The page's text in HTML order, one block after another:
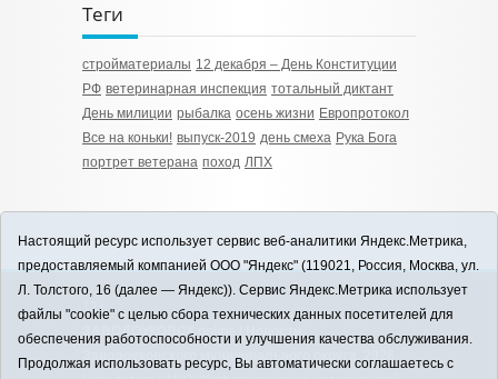
Теги
стройматериалы 12 декабря – День Конституции
РФ ветеринарная инспекция тотальный диктант
День милиции рыбалка осень жизни Европротокол
Все на коньки! выпуск-2019 день смеха Рука Бога
портрет ветерана поход ЛПХ
12+
ЗАВОДОУКОВСК online / Новости
Заводоуковского муниципального округа, 2026
Настоящий ресурс использует сервис веб-аналитики Яндекс.Метрика,
предоставляемый компанией ООО "Яндекс" (119021, Россия, Москва, ул.
Л. Толстого, 16 (далее — Яндекс)). Сервис Яндекс.Метрика использует
файлы "cookie" с целью сбора технических данных посетителей для
обеспечения работоспособности и улучшения качества обслуживания.
Продолжая использовать ресурс, Вы автоматически соглашаетесь с